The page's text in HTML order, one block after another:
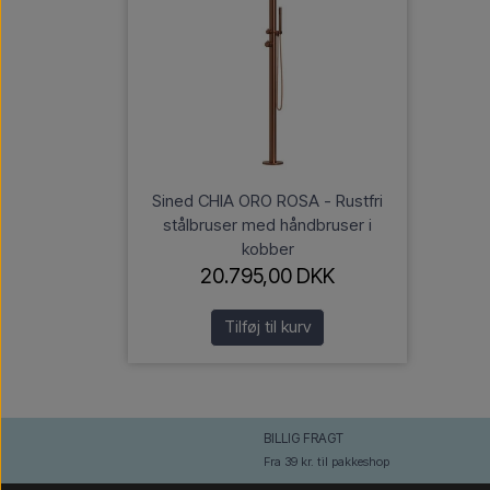
Sined CHIA ORO ROSA - Rustfri
stålbruser med håndbruser i
kobber
20.795,00 DKK
Tilføj til kurv
BILLIG FRAGT
Fra 39 kr. til pakkeshop